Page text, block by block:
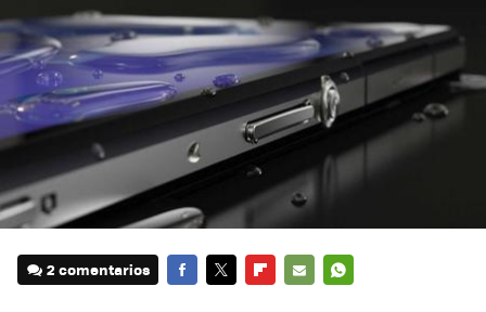
2 comentarios